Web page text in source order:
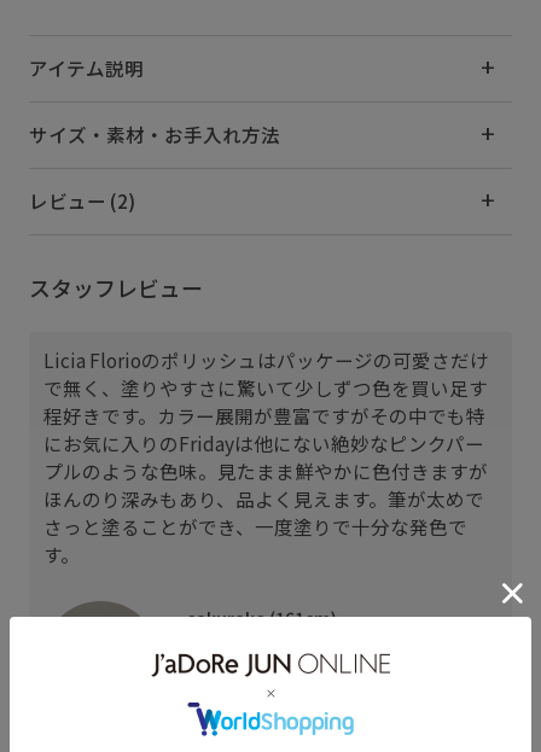
アイテム説明
サイズ・素材・お手入れ方法
レビュー (2)
スタッフレビュー
Licia Florioのポリッシュはパッケージの可愛さだけ
で無く、塗りやすさに驚いて少しずつ色を買い足す
程好きです。カラー展開が豊富ですがその中でも特
にお気に入りのFridayは他にない絶妙なピンクパー
プルのような色味。見たまま鮮やかに色付きますが
ほんのり深みもあり、品よく見えます。筆が太めで
さっと塗ることができ、一度塗りで十分な発色で
す。
sakurako (161cm)
パーソナルカラー： ブルべ夏
肌質： 乾燥
着用サイズ : F
カラー : その他 (99)